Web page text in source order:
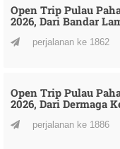
Open Trip Pulau
2026, Dari Bandar
perjalanan ke 1862
Open Trip Pulau
2026, Dari Dermaga
perjalanan ke 1886